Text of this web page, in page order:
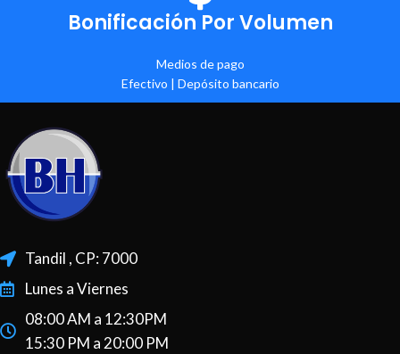
Bonificación Por Volumen
Medios de pago
Efectivo | Depósito bancario
Tandil , CP: 7000
Lunes a Viernes
08:00 AM a 12:30PM
15:30 PM a 20:00 PM